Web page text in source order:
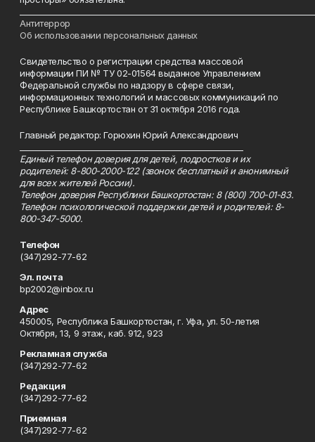
Антитеррор
Об использовании персональных данных
Свидетельство о регистрации средства массовой
информации ПИ № ТУ 02-01564 выданное Управлением
Федеральной службы по надзору в сфере связи,
информационных технологий и массовых коммуникаций по
Республике Башкортостан от 31 октября 2016 года.
Главный редактор: Горюхин Юрий Александрович
Единый телефон доверия для детей, подростков и их
родителей: 8-800-2000-122 (звонок бесплатный и анонимный
для всех жителей России).
Телефон доверия Республики Башкортостан: 8 (800) 700-01-83.
Телефон психологической поддержки детей и родителей: 8-
800-347-5000.
Телефон
(347)292-77-62
Эл. почта
bp2002@inbox.ru
Адрес
450005, Республика Башкортостан, г. Уфа, ул. 50-летия
Октября, 13, 9 этаж, каб. 912, 923
Рекламная служба
(347)292-77-62
Редакция
(347)292-77-62
Приемная
(347)292-77-62